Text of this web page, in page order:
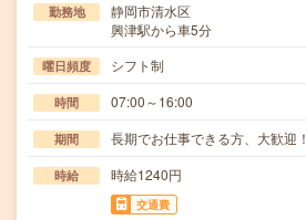
勤務地
静岡市清水区
興津駅から車5分
曜日頻度 シフト制
時間 07:00～16:00
期間 長期でお仕事できる方、大歓迎！
時給 時給1240円
交通費